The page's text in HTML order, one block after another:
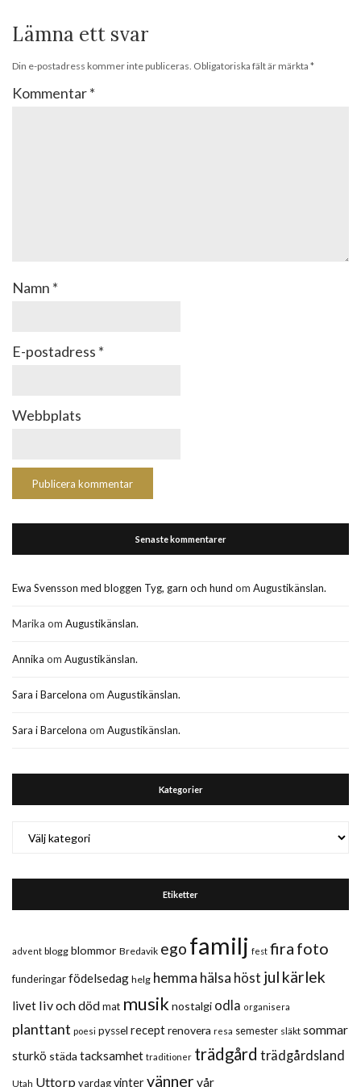
Lämna ett svar
Din e-postadress kommer inte publiceras. Obligatoriska fält är märkta *
Kommentar*
Namn *
E-postadress *
Webbplats
Senaste kommentarer
Ewa Svensson med bloggen Tyg, garn och hund om Augustikänslan.
Marika om Augustikänslan.
Annika om Augustikänslan.
Sara i Barcelona om Augustikänslan.
Sara i Barcelona om Augustikänslan.
Kategorier
Etiketter
advent blogg blommor Bredavik ego familj fest fira foto
funderingarfödelsedag helg hemma hälsa höst jul kärlek
livet liv och dödmat musik nostalgi odla organisera
planttant poesi pyssel receptrenovera resa semester släkt sommar
sturkö städa tacksamhet traditioner trädgård trädgårdsland
Utah Uttorp vardagvintervänner vår